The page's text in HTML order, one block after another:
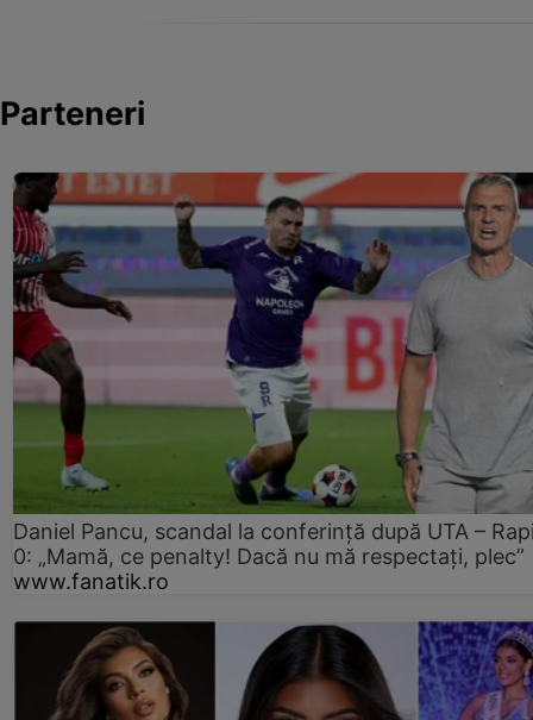
Parteneri
Daniel Pancu, scandal la conferință după UTA –
0: „Mamă, ce penalty! Dacă nu mă respectați, plec”
www.fanatik.ro